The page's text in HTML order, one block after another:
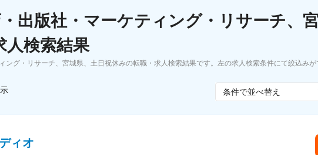
ービス
データで見る転職
コラム・インタビュー
転職フェア
出版社・マーケティング・リサーチ、
人検索結果
ング・リサーチ、宮城県、土日祝休みの転職・求人検索結果です。左の求人検索条件にて絞込みが
条件で並べ替え
ィオ